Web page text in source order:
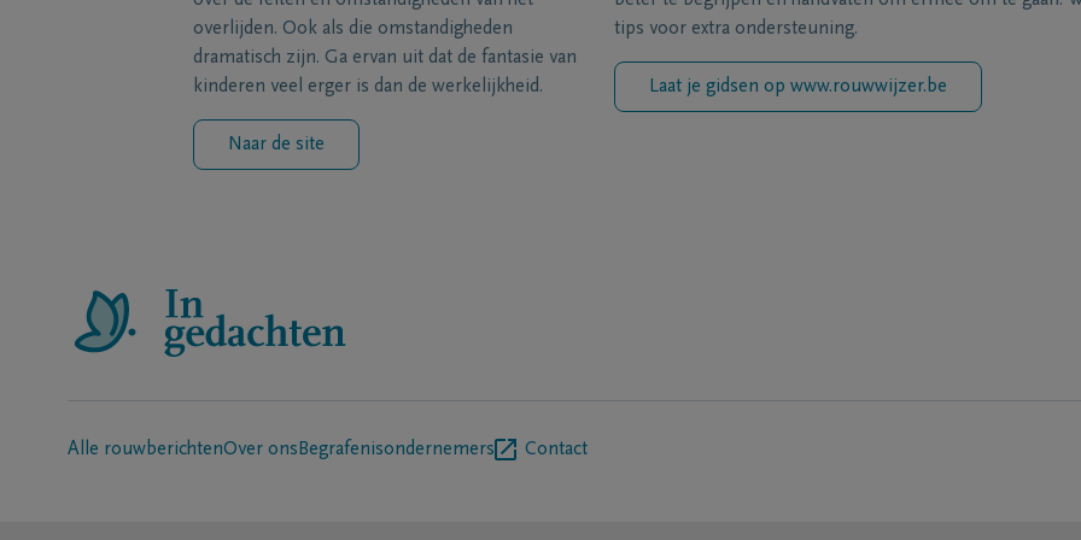
overlijden. Ook als die omstandigheden
dramatisch zijn. Ga ervan uit dat de fantasie van
kinderen veel erger is dan de werkelijkheid.
Naar de site
tips voor extra ondersteuning.
Laat je gidsen op www.rouwwijzer.be
Alle rouwberichtenOver ons Begrafenisondernemers Contact